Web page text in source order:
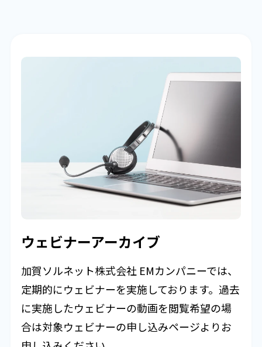
ウェビナーアーカイブ
加賀ソルネット株式会社 EMカンパニーでは、
定期的にウェビナーを実施しております。過去
に実施したウェビナーの動画を閲覧希望の場
合は対象ウェビナーの申し込みページよりお